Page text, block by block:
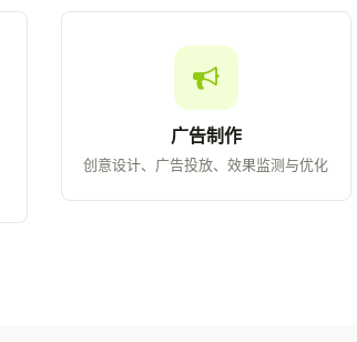
广告制作
创意设计、广告投放、效果监测与优化